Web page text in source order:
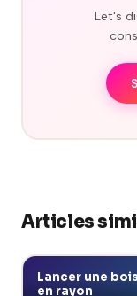
Let's
Articles
Lancer une
en rayon